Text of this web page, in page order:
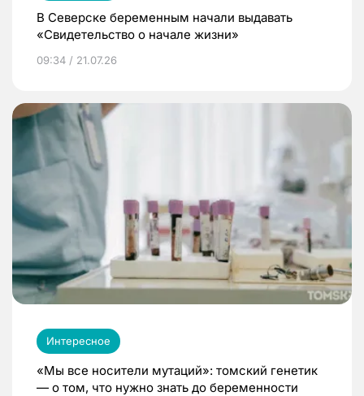
В Северске беременным начали выдавать
«Свидетельство о начале жизни»
09:34 / 21.07.26
Интересное
«Мы все носители мутаций»: томский генетик
— о том, что нужно знать до беременности